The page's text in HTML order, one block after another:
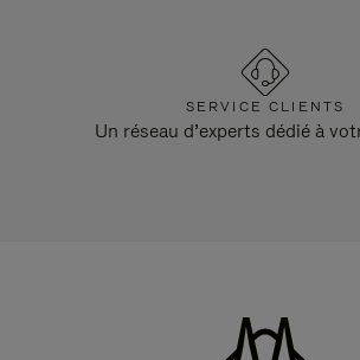
SERVICE CLIENTS
Un réseau d’experts dédié à